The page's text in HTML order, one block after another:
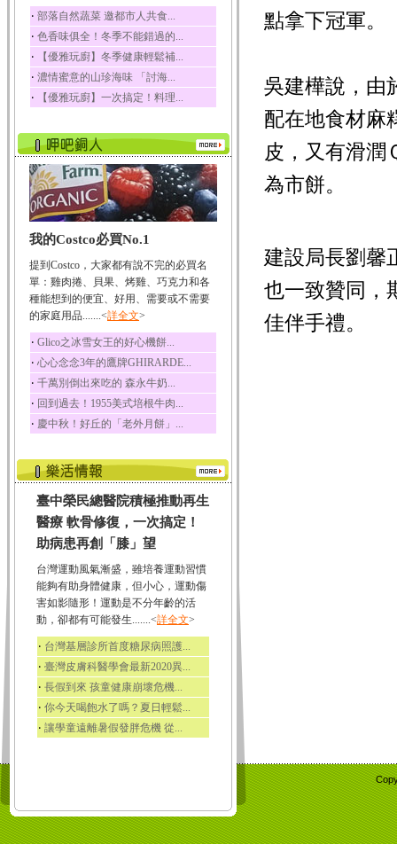
豆豉裡頭含有營養的蛋
白質、脂肪、鈣、磷...
榛果
榛果裡所含的營養素有
蛋白質、脂肪、醣類...
迷迭香
酸、迷迭香酸、植物...
咖啡
咖啡中的咖啡因會刺激
中樞神經系統，特別...
椰子
椰子含有糖類、脂肪、
荔枝
荔枝性質溫和所含的營
養素有醣類、檸檬酸...
五味子
五味子性質溫熱所含營
養成分有揮發油、檸...
草魚
草魚含有維生素A、維生
素C、及豐富的蛋白...
‧ 部落自然蔬菜 邀都市人共食...
‧ 色香味俱全！冬季不能錯過的...
‧ 【優雅玩廚】冬季健康輕鬆補...
‧ 濃情蜜意的山珍海味 「討海...
‧ 【優雅玩廚】一次搞定！料理...
我的Costco必買No.1
提到Costco，大家都有說不完的必買名
單：雞肉捲、貝果、烤雞、巧克力和各
種能想到的便宜、好用、需要或不需要
的家庭用品.......<詳全文>
‧ Glico之冰雪女王的好心機餅...
‧ 心心念念3年的鷹牌GHIRARDE...
‧ 千萬別倒出來吃的 森永牛奶...
‧ 回到過去！1955美式培根牛肉...
‧ 慶中秋！好丘的「老外月餅」...
臺中榮民總醫院積極推動再生
醫療 軟骨修復，一次搞定！
助病患再創「膝」望
台灣運動風氣漸盛，雖培養運動習慣
能夠有助身體健康，但小心，運動傷
害如影隨形！運動是不分年齡的活
動，卻都有可能發生.......<詳全文>
‧ 台灣基層診所首度糖尿病照護...
‧ 臺灣皮膚科醫學會最新2020異...
‧ 長假到來 孩童健康崩壞危機...
‧ 你今天喝飽水了嗎？夏日輕鬆...
‧ 讓學童遠離暑假發胖危機 從...
點拿下冠軍。
吳建樺說，由
配在地食材麻
皮，又有滑潤
為市餅。
建設局長劉馨
也一致贊同，
佳伴手禮。